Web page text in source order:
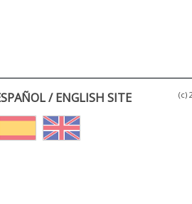
/ ENGLISH SITE
(c)